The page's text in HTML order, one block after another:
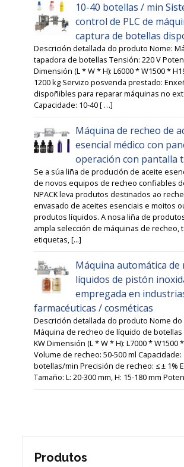
10-40 botellas / min
control de PLC de
captura de botellas
Descrición detallada do produto Nome:
tapadora de botellas Tensión: 220 V
Dimensión (L * W * H): L6000 * W1500 *
1200 kg Servizo posvenda prestado:
dispoñibles para reparar máquinas no
Capacidade: 10-40 [ …]
Máquina de recheo de
esencial médico con
operación con pantalla
Se a súa liña de produción de aceite
de novos equipos de recheo confiables
NPACK leva produtos destinados ao
envasado de aceites esenciais e moitos
produtos líquidos. A nosa liña de
ampla selección de máquinas de recheo,
etiquetas, [...]
Máquina automática de
líquidos de pistón
empregada en
farmacéuticas / cosméticas
Descrición detallada do produto Nome
Máquina de recheo de líquido de botellas
KW Dimensión (L * W * H): L7000 * W1500
Volume de recheo: 50-500 ml Capacidade:
botellas/min Precisión de recheo: ≤ ± 1%
Tamaño: L: 20-300 mm, H: 15-180 mm
Produtos